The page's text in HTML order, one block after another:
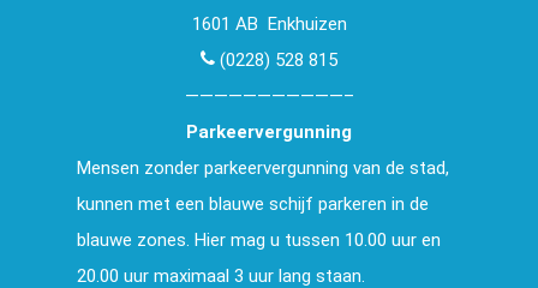
1601 AB Enkhuizen
(0228) 528 815
———————————–
Parkeervergunning
Mensen zonder parkeervergunning van de stad,
kunnen met een blauwe schijf parkeren in de
blauwe zones. Hier mag u tussen 10.00 uur en
20.00 uur maximaal 3 uur lang staan.